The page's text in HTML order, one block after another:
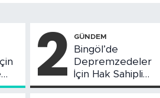
2 GÜNDEM
Bingöl’de
Depremzedeler
İçin Hak Sahipliği
Askı Süreci